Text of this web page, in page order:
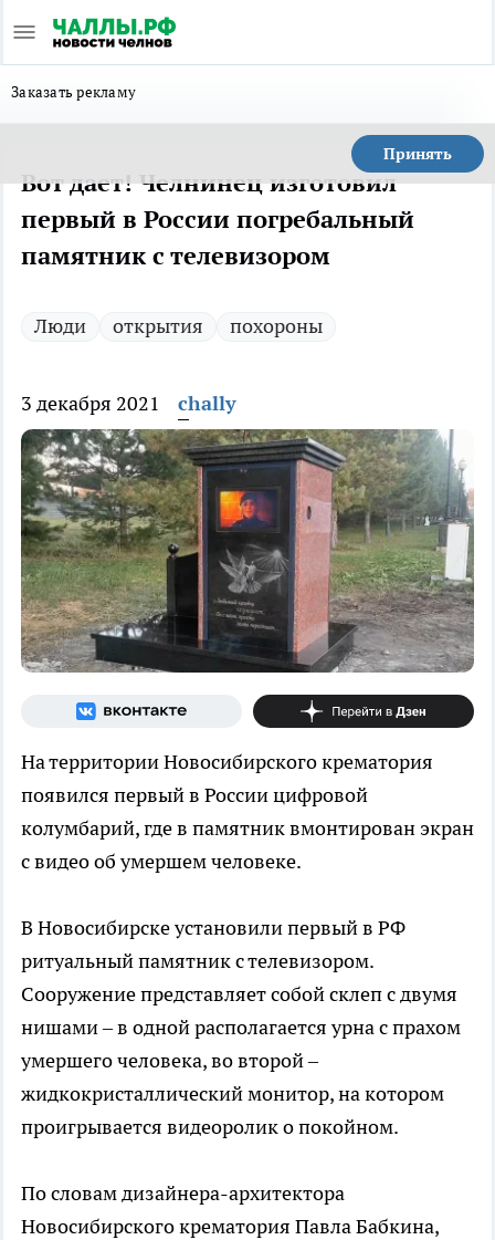
Заказать рекламу
Принять
Вот дает! Челнинец изготовил
первый в России погребальный
памятник с телевизором
Люди открытия похороны
3 декабря 2021 chally
На территории Новосибирского крематория
появился первый в России цифровой
колумбарий, где в памятник вмонтирован экран
с видео об умершем человеке.
В Новосибирске установили первый в РФ
ритуальный памятник с телевизором.
Сооружение представляет собой склеп с двумя
нишами – в одной располагается урна с прахом
умершего человека, во второй –
жидкокристаллический монитор, на котором
проигрывается видеоролик о покойном.
По словам дизайнера-архитектора
Новосибирского крематория Павла Бабкина,